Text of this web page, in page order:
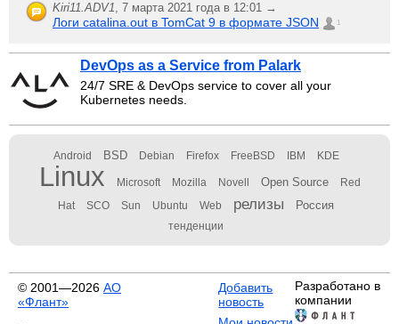
Kiri11.ADV1, 7 марта 2021 года в 12:01 →
Логи catalina.out в TomCat 9 в формате JSON 1
DevOps as a Service from Palark
24/7 SRE & DevOps service to cover all your
Kubernetes needs.
Android BSD Debian Firefox FreeBSD IBM KDE
Linux Microsoft Mozilla Novell Open Source Red
Hat SCO Sun Ubuntu Web релизы Россия
тенденции
© 2001—2026 АО
«Флант»
Добавить
новость
Разработано в
компании